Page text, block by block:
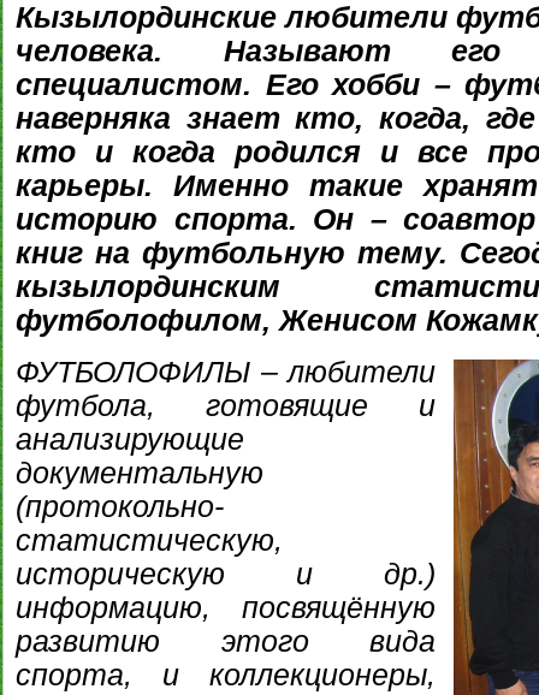
Кызылординские любители
человека. Называют его
специалистом. Его хобби –
наверняка знает кто, когда,
кто и когда родился и все
карьеры. Именно такие
историю спорта. Он –
книг на футбольную тему.
кызылординским
футболофилом, Женисом
ФУТБОЛОФИЛЫ – любители
футбола, готовящие и
анализирующие
документальную
(протокольно-
статистическую,
историческую и др.)
информацию, посвящённую
развитию этого вида
спорта, и коллекционеры,